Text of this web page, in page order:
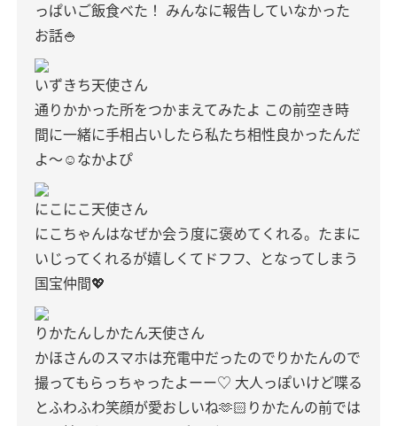
っぱいご飯食べた！ みんなに報告していなかった
お話🍚
いずきち天使さん
通りかかった所をつかまえてみたよ この前空き時
間に一緒に手相占いしたら私たち相性良かったんだ
よ〜☺️なかよぴ
にこにこ天使さん
にこちゃんはなぜか会う度に褒めてくれる。たまに
いじってくれるが嬉しくてドフフ、となってしまう
国宝仲間💖
りかたんしかたん天使さん
かほさんのスマホは充電中だったのでりかたんので
撮ってもらっちゃったよーー♡ 大人っぽいけど喋る
とふわふわ笑顔が愛おしいね🫶🏻りかたんの前では